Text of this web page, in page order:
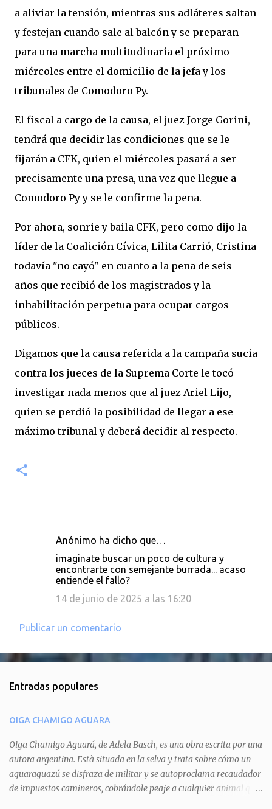
a aliviar la tensión, mientras sus adláteres saltan
y festejan cuando sale al balcón y se preparan
para una marcha multitudinaria el próximo
miércoles entre el domicilio de la jefa y los
tribunales de Comodoro Py.
El fiscal a cargo de la causa, el juez Jorge Gorini,
tendrá que decidir las condiciones que se le
fijarán a CFK, quien el miércoles pasará a ser
precisamente una presa, una vez que llegue a
Comodoro Py y se le confirme la pena.
Por ahora, sonrie y baila CFK, pero como dijo la
líder de la Coalición Cívica, Lilita Carrió, Cristina
todavía "no cayó" en cuanto a la pena de seis
años que recibió de los magistrados y la
inhabilitación perpetua para ocupar cargos
públicos.
Digamos que la causa referida a la campaña sucia
contra los jueces de la Suprema Corte le tocó
investigar nada menos que al juez Ariel Lijo,
quien se perdió la posibilidad de llegar a ese
máximo tribunal y deberá decidir al respecto.
t
a
i
s
Anónimo ha dicho que…
imaginate buscar un poco de cultura y
encontrarte con semejante burrada... acaso
entiende el fallo?
14 de junio de 2025 a las 16:20
Publicar un comentario
Entradas populares
OIGA CHAMIGO AGUARA
Oiga Chamigo Aguará, de Adela Basch, es una obra escrita por una
autora argentina. Està situada en la selva y trata sobre cómo un
aguaraguazú se disfraza de militar y se autoproclama recaudador
de impuestos camineros, cobrándole peaje a cualquier animal que